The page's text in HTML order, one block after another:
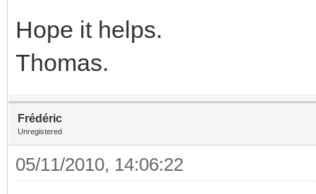
Hope it helps.
Thomas.
Frédéric
Unregistered
05/11/2010, 14:06:22